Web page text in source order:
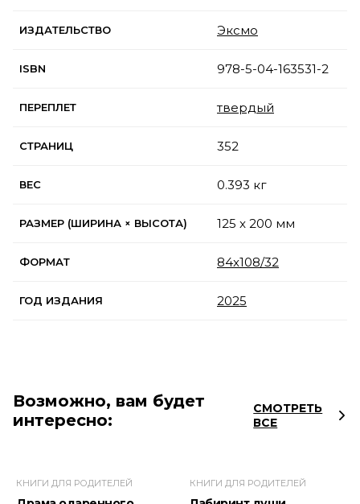
ИЗДАТЕЛЬСТВО Эксмо
ISBN 978-5-04-163531-2
ПЕРЕПЛЕТ твердый
СТРАНИЦ 352
ВЕС 0.393 кг
РАЗМЕР (ШИРИНА × ВЫСОТА) 125 x 200 мм
ФОРМАТ 84x108/32
ГОД ИЗДАНИЯ 2025
Возможно, вам будет
интересно:
СМОТРЕТЬ
ВСЕ
КНИГИ ДЛЯ РОДИТЕЛЕЙ КНИГИ ДЛЯ РОДИТЕЛЕЙ